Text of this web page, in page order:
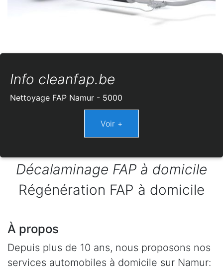
Info cleanfap.be
Nettoyage FAP Namur - 5000
Décalaminage FAP à domicile
Régénération FAP à domicile
À propos
Depuis plus de 10 ans, nous proposons nos
services automobiles à domicile sur Namur: